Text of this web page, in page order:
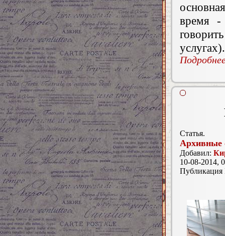
время -
услугах).
Статья.
Архивные
Добавил:
10-08-2014,